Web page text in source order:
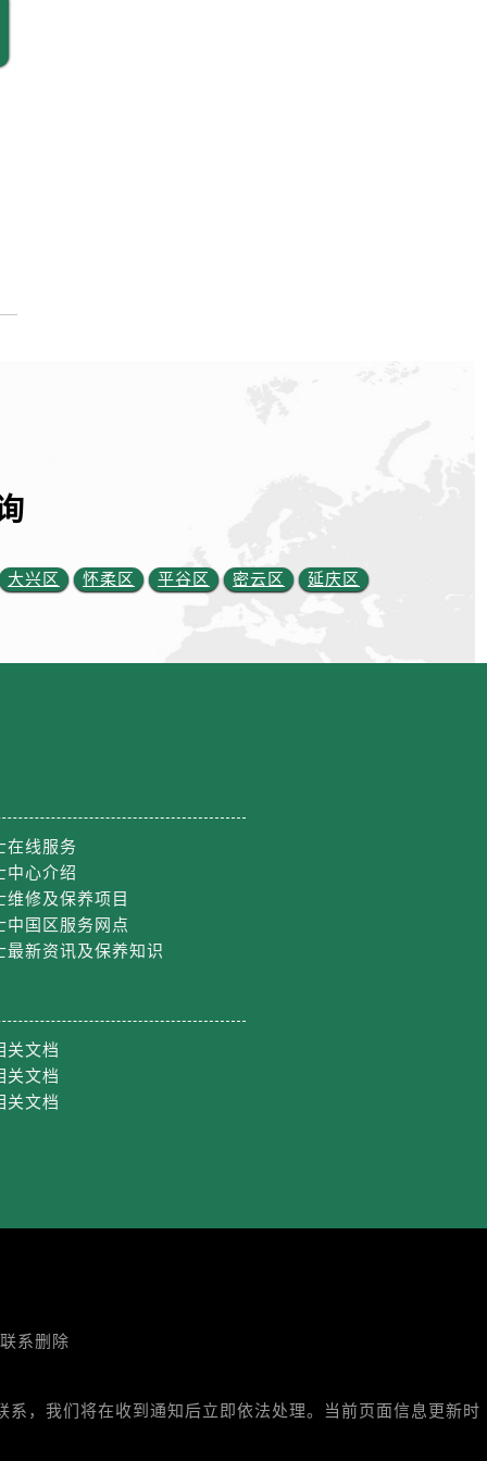
）
大兴区 怀柔区 平谷区 密云区 延庆区
在线服务
中心介绍
维修及保养项目
中国区服务网点
最新资讯及保养知识
关文档
关文档
关文档
系删除
，我们将在收到通知后立即依法处理。当前页面信息更新时